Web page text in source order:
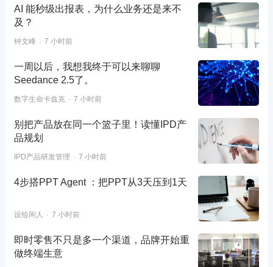
AI 能秒级出报表，为什么业务还是来不
及？
钟文峰 7 小时前
一周以后，我想我终于可以来聊聊
Seedance 2.5了。
数字生命卡兹克 7 小时前
别把产品放在同一个篮子里！读懂IPD产
品规划
IPD产品研发管理 7 小时前
4步搭PPT Agent ：把PPT从3天压到1天
设绘闲人 7 小时前
即时零售不只是多一个渠道，品牌开始重
做终端生意